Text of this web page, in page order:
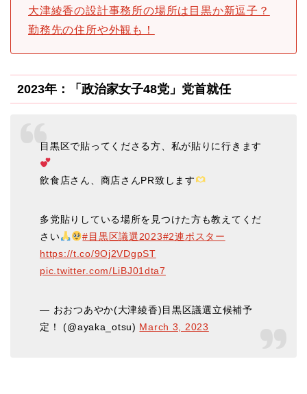
大津綾香の設計事務所の場所は目黒か新逗子？
勤務先の住所や外観も！
2023年：「政治家女子48党」党首就任
目黒区で貼ってくださる方、私が貼りに行きます
飲食店さん、商店さんPR致します
多党貼りしている場所を見つけた方も教えてくだ
さい
#目黒区議選2023#2連ポスター
https://t.co/9Oj2VDgpST
pic.twitter.com/LiBJ01dta7
— おおつあやか(大津綾香)目黒区議選立候補予
定！ (@ayaka_otsu) March 3, 2023